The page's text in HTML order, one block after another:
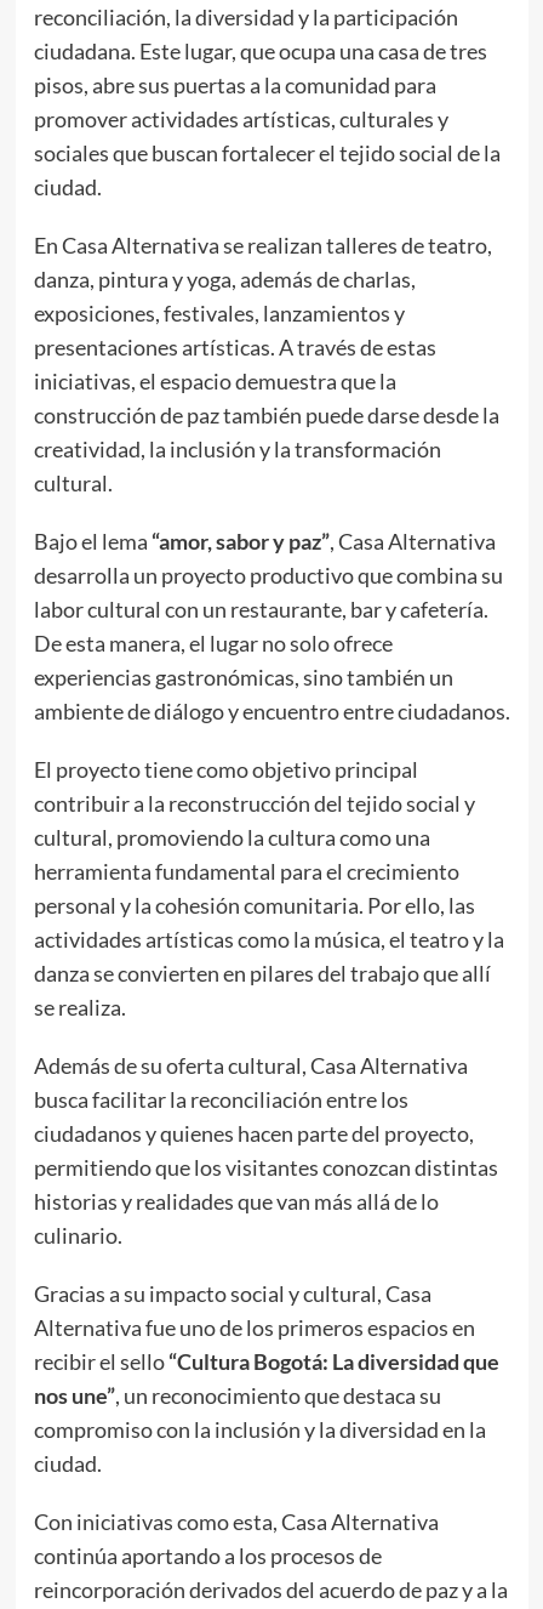
reconciliación, la diversidad y la participación
ciudadana. Este lugar, que ocupa una casa de tres
pisos, abre sus puertas a la comunidad para
promover actividades artísticas, culturales y
sociales que buscan fortalecer el tejido social de la
ciudad.
En Casa Alternativa se realizan talleres de teatro,
danza, pintura y yoga, además de charlas,
exposiciones, festivales, lanzamientos y
presentaciones artísticas. A través de estas
iniciativas, el espacio demuestra que la
construcción de paz también puede darse desde la
creatividad, la inclusión y la transformación
cultural.
Bajo el lema “amor, sabor y paz”, Casa Alternativa
desarrolla un proyecto productivo que combina su
labor cultural con un restaurante, bar y cafetería.
De esta manera, el lugar no solo ofrece
experiencias gastronómicas, sino también un
ambiente de diálogo y encuentro entre ciudadanos.
El proyecto tiene como objetivo principal
contribuir a la reconstrucción del tejido social y
cultural, promoviendo la cultura como una
herramienta fundamental para el crecimiento
personal y la cohesión comunitaria. Por ello, las
actividades artísticas como la música, el teatro y la
danza se convierten en pilares del trabajo que allí
se realiza.
Además de su oferta cultural, Casa Alternativa
busca facilitar la reconciliación entre los
ciudadanos y quienes hacen parte del proyecto,
permitiendo que los visitantes conozcan distintas
historias y realidades que van más allá de lo
culinario.
Gracias a su impacto social y cultural, Casa
Alternativa fue uno de los primeros espacios en
recibir el sello“Cultura Bogotá: La diversidad que
nos une”, un reconocimiento que destaca su
compromiso con la inclusión y la diversidad en la
ciudad.
Con iniciativas como esta, Casa Alternativa
continúa aportando a los procesos de
reincorporación derivados del acuerdo de paz y a la